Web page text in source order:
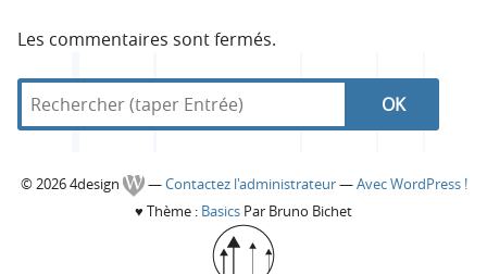
Les commentaires sont fermés.
R
R
e
d
4
C
© 2026 4design —Contactez l'administrateur—Avec WordPress !
♥ Thème : Basics Par Bruno Bichet